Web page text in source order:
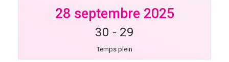
28 septembre 2025
30 - 29
Temps plein